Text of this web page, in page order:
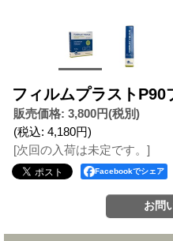
フィルムプラストP90
販売価格: 3,800円(税別)
(税込: 4,180円)
[次回の入荷は未定です。]
Facebookでシェア